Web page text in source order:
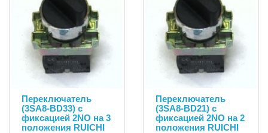
Переключатель
(3SA8-BD33) с
фиксацией 2NO на 3
положения RUICHI
Переключатель
(3SA8-BD21) с
фиксацией 2NO на 2
положения RUICHI